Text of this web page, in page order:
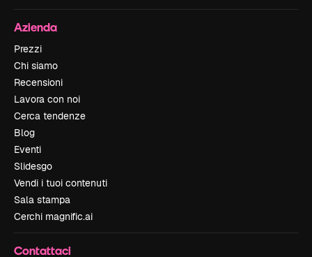
Azienda
Prezzi
Chi siamo
Recensioni
Lavora con noi
Cerca tendenze
Blog
Eventi
Slidesgo
Vendi i tuoi contenuti
Sala stampa
Cerchi magnific.ai
Contattaci